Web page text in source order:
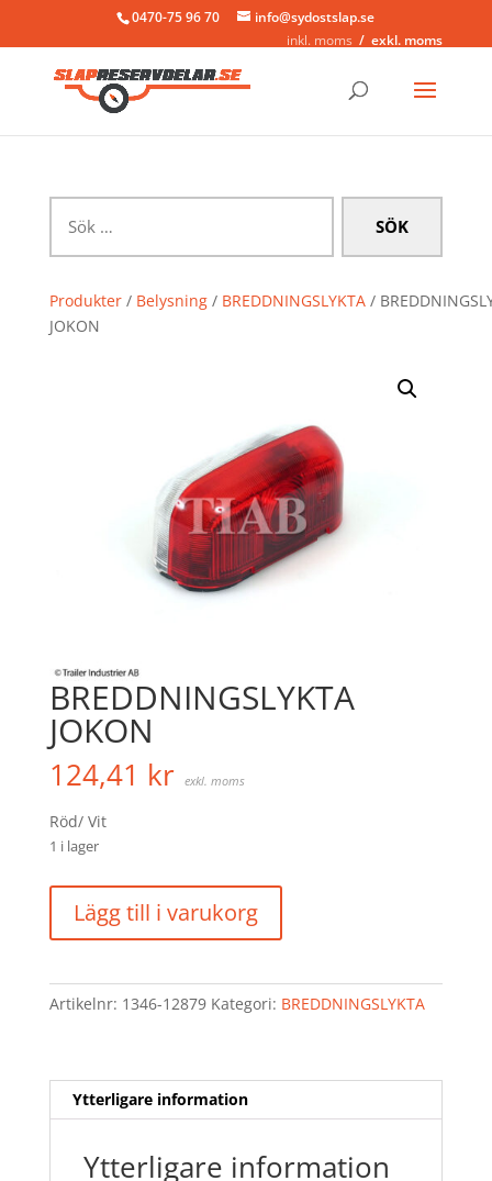
0470-75 96 70
info@sydostslap.se
inkl. moms
exkl. moms
efter:
Produkter/ Belysning/ BREDDNINGSLYKTA/
JOKON
BREDDNINGSLYKTA
JOKON
124,41 kr exkl. moms
Röd/ Vit
1 i lager
JOKON
mängd
Lägg till i varukorg
Artikelnr: 1346-12879 Kategori: BREDDNINGSLYKTA
Ytterligare information
Ytterligare information